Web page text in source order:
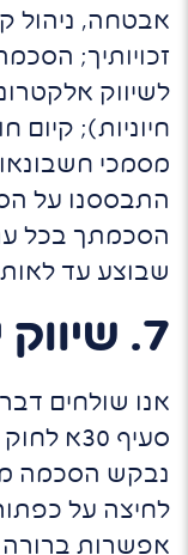
אבטחה, ניהול
זכויותיך;
לשיווק
חיוניות);
מסמכי
התבססנו על
הסכמתך בכל
שבוצע עד
7. שיווק ישיר
אנו שולחים
סעיף
נבקש הסכמה
לחיצה על
אפשרות ברורה